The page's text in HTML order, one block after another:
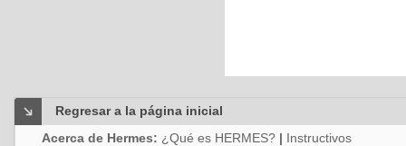
Regresar a la página inicial
Acerca de Hermes: ¿Qué es HERMES? | Instructivos